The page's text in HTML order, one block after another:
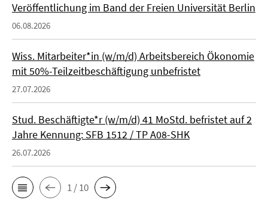
Veröffentlichung im Band der Freien Universität Berlin
06.08.2026
Wiss. Mitarbeiter*in (w/m/d) Arbeitsbereich Ökonomie
mit 50%-Teilzeitbeschäftigung unbefristet
27.07.2026
Stud. Beschäftigte*r (w/m/d) 41 MoStd. befristet auf 2
Jahre Kennung: SFB 1512 / TP A08-SHK
26.07.2026
1 / 10